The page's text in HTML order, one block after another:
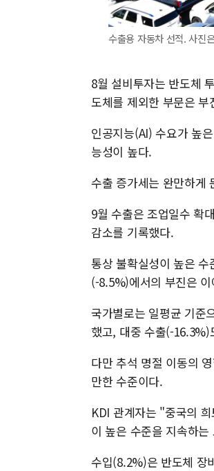
수출용 자동차 선적. 사진
8월 설비투자는 반도체
도체를 제외한 부문은
인공지능(AI) 수요가 높
능성이 높다.
수출 증가세는 완만하게
9월 수출은 조업일수 확
감소를 기록했다.
통상 불확실성이 높은
(-8.5%)에서의 부진은
국가별로는 일평균 기준
했고, 대중 수출(-16.3%)
다만 추석 명절 이동의
만한 수준이다.
KDI 관계자는 "중국의
이 높은 수준을 지속하
수입(8.2%)은 반도체 장